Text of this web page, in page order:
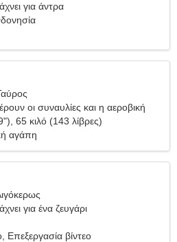
για άντρα
οι συναυλίες και η αεροβική
65 κιλό (143 λίβρες)
αγάπη
για ένα ζευγάρι
Επεξεργασία βίντεο